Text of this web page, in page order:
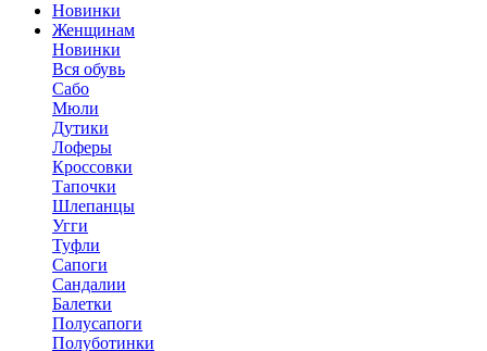
Новинки
Женщинам
Новинки
Вся обувь
Сабо
Мюли
Дутики
Лоферы
Кроссовки
Тапочки
Шлепанцы
Угги
Туфли
Сапоги
Сандалии
Балетки
Полусапоги
Полуботинки